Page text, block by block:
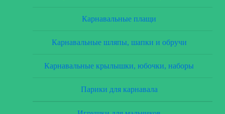
Карнавальные плащи
Карнавальные шляпы, шапки и обручи
Карнавальные крылышки, юбочки, наборы
Парики для карнавала